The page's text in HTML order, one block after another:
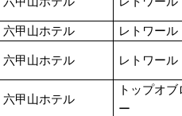
六甲山ホテル レトワール
六甲山ホテル レトワール
六甲山ホテル
トップオ
ー